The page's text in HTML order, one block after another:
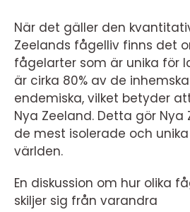
När det gäller den
Zeelands fågelliv finns det
fågelarter som är unika för
är cirka 80% av de
endemiska, vilket betyder
Nya Zeeland. Detta gör
de mest isolerade och
världen.
En diskussion om hur olika
skiljer sig från varandra